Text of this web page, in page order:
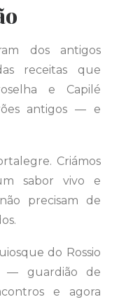
dos antigos
receitas que
e Capilé
antigos — e
Criámos
sabor vivo e
precisam de
do Rossio
— guardião de
e agora